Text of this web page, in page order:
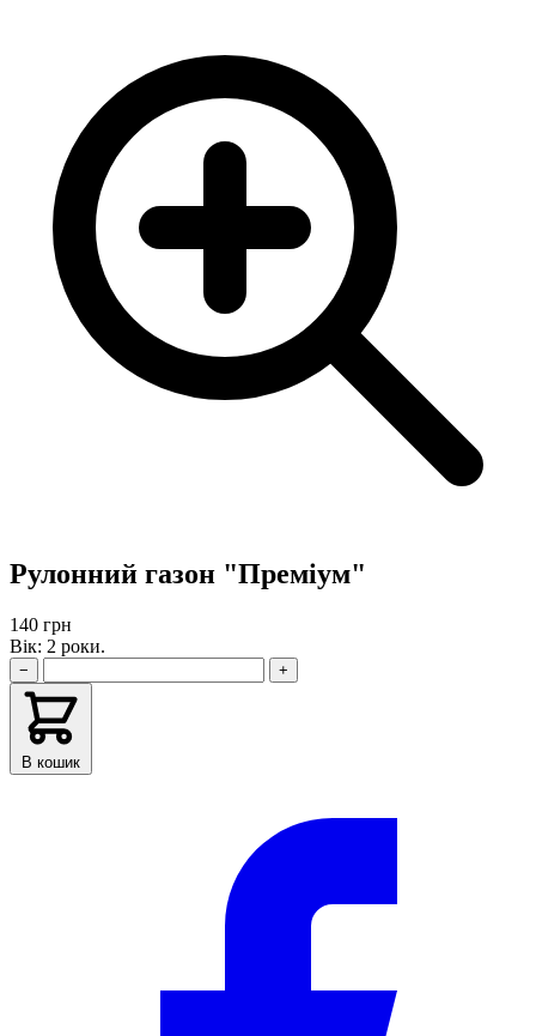
Рулонний газон "Преміум"
140 грн
Вік: 2 роки.
− +
В кошик